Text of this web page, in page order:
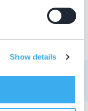
Show details